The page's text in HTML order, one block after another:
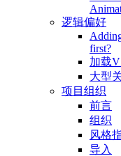
逻辑偏好
first?
加载
大型
项目组织
前言
组织
风格
导入